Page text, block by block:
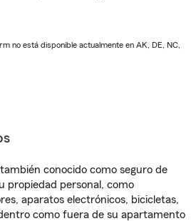
no está disponible actualmente en AK, DE, NC,
conocido como seguro de
propiedad personal, como
aparatos electrónicos, bicicletas,
como fuera de su apartamento